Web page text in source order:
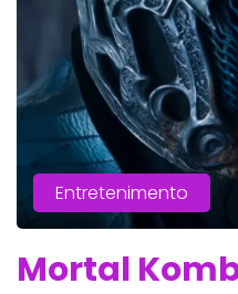
Entretenimento
Mortal